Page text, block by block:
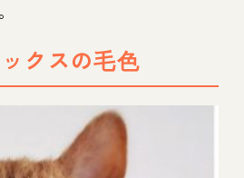
クスの毛色